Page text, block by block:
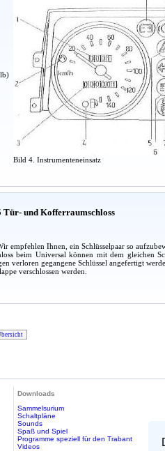
Bild 4. Instrumenteneinsatz
Tür- und Kofferraumschloss
Ihnen, ein Schlüsselpaar so
beim Universal können mit dem gleichen
verloren gegangene Schlüssel angefertigt
verschlossen werden.
Downloads
Sammelsurium
Schaltpläne
Sounds
Spaß und Spiel
Programme speziell für den Trabant
Videos